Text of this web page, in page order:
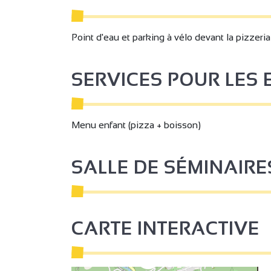
Point d'eau et parking à vélo devant la pizzeria
SERVICES POUR LES
Menu enfant (pizza + boisson)
SALLE DE
CARTE INTERACTIVE
2
3
3
9
2